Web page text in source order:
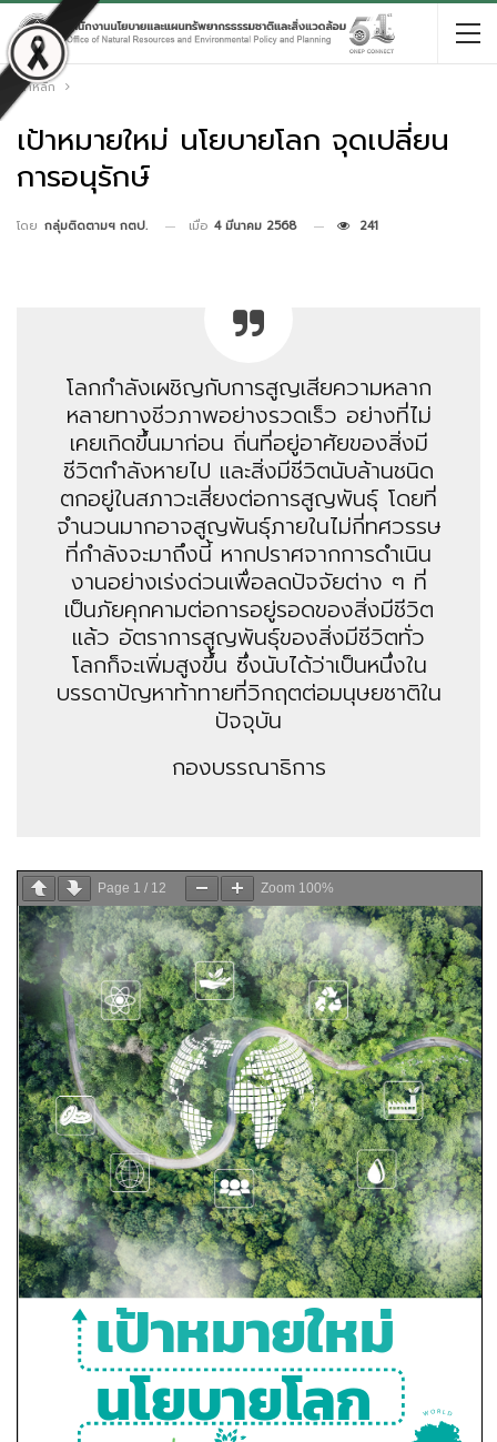
หน้าหลัก
เป้าหมายใหม่ นโยบายโลก จุดเปลี่ยน
การอนุรักษ์
โดย กลุ่มติดตามฯ กตป. เมื่อ 4 มีนาคม 2568 241
โลกกำลังเผชิญกับการสูญเสียความหลาก
หลายทางชีวภาพอย่างรวดเร็ว อย่างที่ไม่
เคยเกิดขึ้นมาก่อน ถิ่นที่อยู่อาศัยของสิ่งมี
ชีวิตกำลังหายไป และสิ่งมีชีวิตนับล้านชนิด
ตกอยู่ในสภาวะเสี่ยงต่อการสูญพันธุ์ โดยที่
จำนวนมากอาจสูญพันธุ์ภายในไม่กี่ทศวรรษ
ที่กำลังจะมาถึงนี้ หากปราศจากการดำเนิน
งานอย่างเร่งด่วนเพื่อลดปัจจัยต่าง ๆ ที่
เป็นภัยคุกคามต่อการอยู่รอดของสิ่งมีชีวิต
แล้ว อัตราการสูญพันธุ์ของสิ่งมีชีวิตทั่ว
โลกก็จะเพิ่มสูงขึ้น ซึ่งนับได้ว่าเป็นหนึ่งใน
บรรดาปัญหาท้าทายที่วิกฤตต่อมนุษยชาติใน
ปัจจุบัน
กองบรรณาธิการ
Page 1 / 12 Zoom 100%